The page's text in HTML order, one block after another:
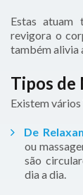
Estas atuam
revigora o
também alivia
Tipos de
Existem vários
De
ou
são
dia a dia.